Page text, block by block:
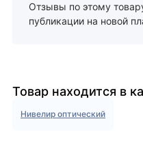
Отзывы по этому
публикации на новой
Товар находится в
Нивелир оптический